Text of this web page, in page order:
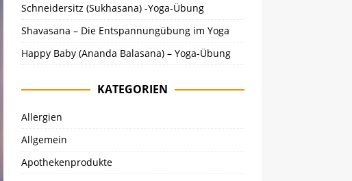
Schneidersitz (Sukhasana) -Yoga-Übung
Shavasana – Die Entspannungübung im Yoga
Happy Baby (Ananda Balasana) – Yoga-Übung
KATEGORIEN
Allergien
Allgemein
Apothekenprodukte